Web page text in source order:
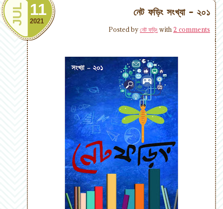
নেট ফড়িং সংখ্যা - ২০১
JUL 11
2021
Posted byনেট ফড়িং with 2 comments